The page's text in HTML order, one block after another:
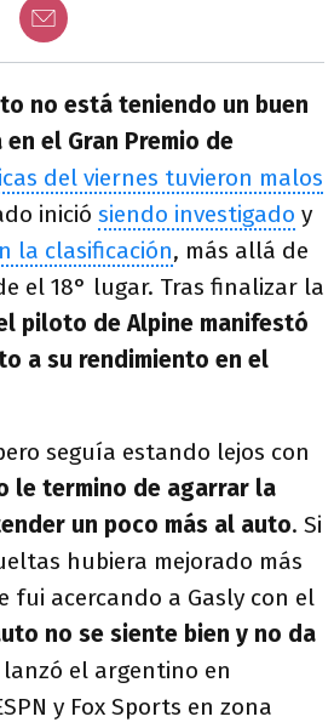
no está teniendo un buen
el Gran Premio de
del viernes tuvieron malos
inició siendo investigado y
la clasificación, más allá de
el 18° lugar. Tras finalizar la
piloto de Alpine manifestó
a su rendimiento en el
seguía estando lejos con
le termino de agarrar la
un poco más al auto. Si
hubiera mejorado más
fui acercando a Gasly con el
no se siente bien y no da
lanzó el argentino en
y Fox Sports en zona